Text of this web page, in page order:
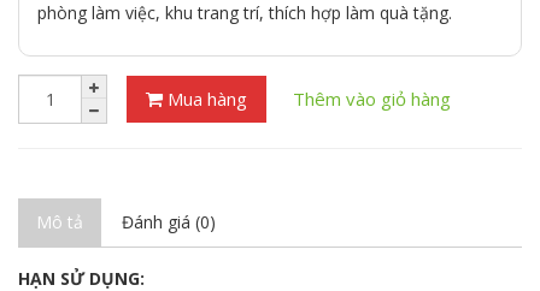
phòng làm việc, khu trang trí, thích hợp làm quà tặng.
Mua hàng Thêm vào giỏ hàng
Mô tả Đánh giá (0)
HẠN SỬ DỤNG: